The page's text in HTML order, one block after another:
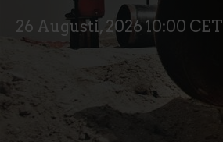
26 Augusti, 2026 10:00 CET